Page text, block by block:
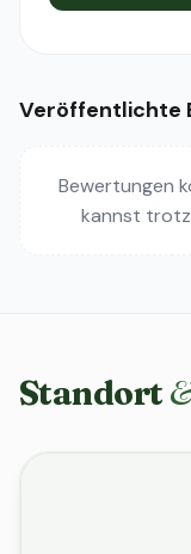
Veröffentlichte
Bewertungen
kannst
Standort